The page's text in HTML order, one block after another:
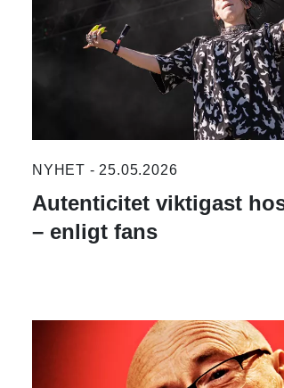
NYHET - 25.05.2026
Autenticitet viktigast
– enligt fans